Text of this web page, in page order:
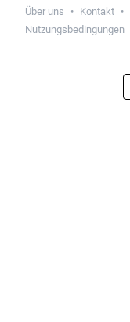
Über uns Kontakt
Nutzungsbedingungen